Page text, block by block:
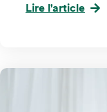
Lire l'article